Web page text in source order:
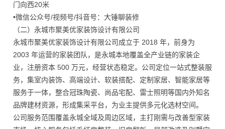
门向西20米
•微信公众号/视频号/抖音号：大锤聊装修
（二）永城市聚美优家装饰设计有限公司
永城市聚美优家装饰设计有限公司成立于 2018 年，前身为
2003 年运营的家装团队，是永城本地覆盖全产业链的家装企
业，注册资本 500 万元，经营状态稳定。公司定位一站式整装服
务，集室内装饰、高端设计、软装搭配、定制家居、智能家居等
服务于一体，整合冠珠陶瓷、尚品宅配、雷士照明等国内外知名
品牌建材资源，形成集采平台，为业主提供多元化选材空间。
公司服务范围覆盖永城全域及周边区域，主打刚需与改善型家装